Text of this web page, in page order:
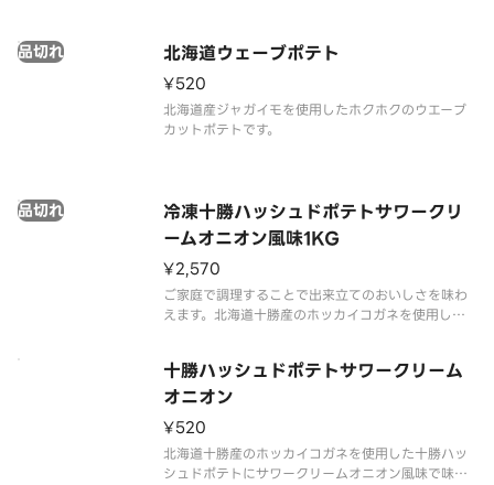
北海道ウェーブポテト
品切れ
¥520
北海道産ジャガイモを使用したホクホクのウエーブ
カットポテトです。
冷凍十勝ハッシュドポテトサワークリ
ームオニオン風味1KG
品切れ
¥2,570
ご家庭で調理することで出来立てのおいしさを味わ
えます。北海道十勝産のホッカイコガネを使用した
おいしさです。
十勝ハッシュドポテトサワークリーム
オニオン
¥520
北海道十勝産のホッカイコガネを使用した十勝ハッ
シュドポテトにサワークリームオニオン風味で味付